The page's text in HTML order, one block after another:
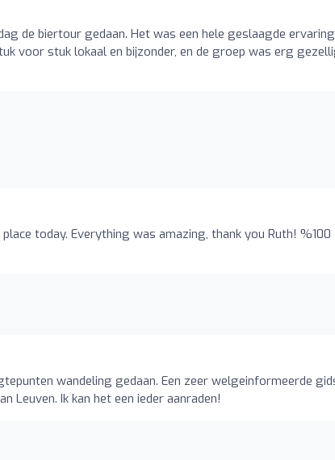
de biertour gedaan. Het was een hele geslaagde
voor stuk lokaal en bijzonder, en de groep was erg
today. Everything was amazing, thank you Ruth! %100
wandeling gedaan. Een zeer welgeinformeerde
Leuven. Ik kan het een ieder aanraden!